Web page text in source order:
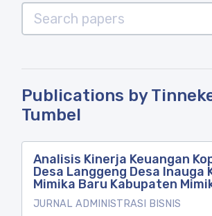
Publications by
Tumbel
Analisis Kinerja Keuangan
Desa Langgeng Desa Inauga
Mimika Baru Kabupaten
JURNAL ADMINISTRASI BISNIS